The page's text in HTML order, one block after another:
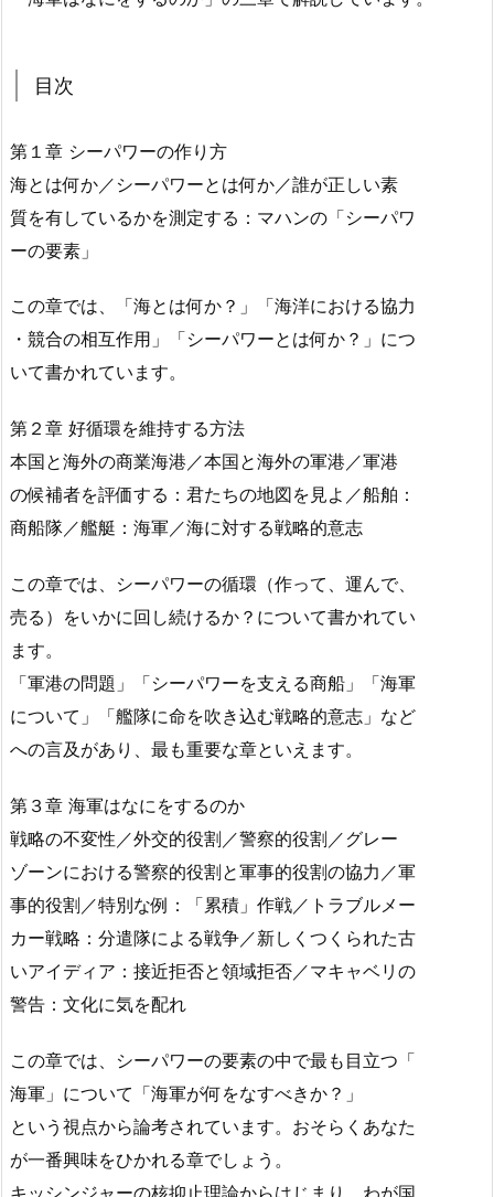
目次
第１章 シーパワーの作り方
海とは何か／シーパワーとは何か／誰が正しい素
質を有しているかを測定する：マハンの「シーパワ
ーの要素」
この章では、「海とは何か？」「海洋における協力
・競合の相互作用」「シーパワーとは何か？」につ
いて書かれています。
第２章 好循環を維持する方法
本国と海外の商業海港／本国と海外の軍港／軍港
の候補者を評価する：君たちの地図を見よ／船舶：
商船隊／艦艇：海軍／海に対する戦略的意志
この章では、シーパワーの循環（作って、運んで、
売る）をいかに回し続けるか？について書かれてい
ます。
「軍港の問題」「シーパワーを支える商船」「海軍
について」「艦隊に命を吹き込む戦略的意志」など
への言及があり、最も重要な章といえます。
第３章 海軍はなにをするのか
戦略の不変性／外交的役割／警察的役割／グレー
ゾーンにおける警察的役割と軍事的役割の協力／軍
事的役割／特別な例：「累積」作戦／トラブルメー
カー戦略：分遣隊による戦争／新しくつくられた古
いアイディア：接近拒否と領域拒否／マキャベリの
警告：文化に気を配れ
この章では、シーパワーの要素の中で最も目立つ「
海軍」について「海軍が何をなすべきか？」
という視点から論考されています。おそらくあなた
が一番興味をひかれる章でしょう。
キッシンジャーの核抑止理論からはじまり、わが国